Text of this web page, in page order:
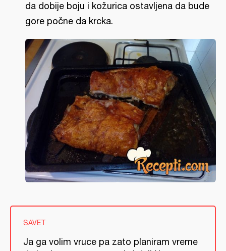
da dobije boju i kožurica ostavljena da bude
gore počne da krcka.
SAVET
Ja ga volim vruce pa zato planiram vreme